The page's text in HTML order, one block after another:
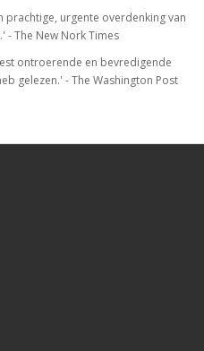
prachtige, urgente overdenking van
- The New Nork Times
ontroerende en bevredigende
gelezen.' - The Washington Post